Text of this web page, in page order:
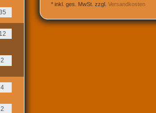
12
2
4
2
* inkl. ges. MwSt. zzgl. Versandkosten